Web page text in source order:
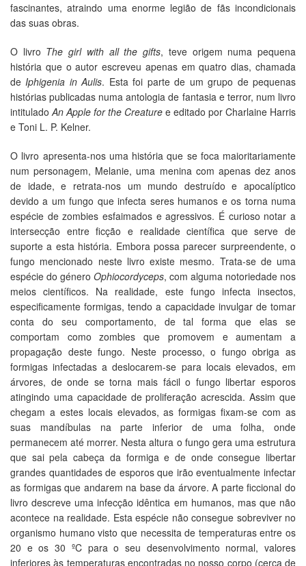
fascinantes, atraindo uma enorme legião de fãs incondicionais
das suas obras.
O livro The girl with all the gifts, teve origem numa pequena
história que o autor escreveu apenas em quatro dias, chamada
deIphigenia in Aulis. Esta foi parte de um grupo de pequenas
histórias publicadas numa antologia de fantasia e terror, num livro
intituladoAn Apple for the Creature e editado por Charlaine Harris
e Toni L. P. Kelner.
O livro apresenta-nos uma história que se foca maioritariamente
num personagem, Melanie, uma menina com apenas dez anos
de idade, e retrata-nos um mundo destruído e apocalíptico
devido a um fungo que infecta seres humanos e os torna numa
espécie de zombies esfaimados e agressivos. É curioso notar a
intersecção entre ficção e realidade científica que serve de
suporte a esta história. Embora possa parecer surpreendente, o
fungo mencionado neste livro existe mesmo. Trata-se de uma
espécie do género Ophiocordyceps, com alguma notoriedade nos
meios científicos. Na realidade, este fungo infecta insectos,
especificamente formigas, tendo a capacidade invulgar de tomar
conta do seu comportamento, de tal forma que elas se
comportam como zombies que promovem e aumentam a
propagação deste fungo. Neste processo, o fungo obriga as
formigas infectadas a deslocarem-se para locais elevados, em
árvores, de onde se torna mais fácil o fungo libertar esporos
atingindo uma capacidade de proliferação acrescida. Assim que
chegam a estes locais elevados, as formigas fixam-se com as
suas mandíbulas na parte inferior de uma folha, onde
permanecem até morrer. Nesta altura o fungo gera uma estrutura
que sai pela cabeça da formiga e de onde consegue libertar
grandes quantidades de esporos que irão eventualmente infectar
as formigas que andarem na base da árvore. A parte ficcional do
livro descreve uma infecção idêntica em humanos, mas que não
acontece na realidade. Esta espécie não consegue sobreviver no
organismo humano visto que necessita de temperaturas entre os
20 e os 30 ºC para o seu desenvolvimento normal, valores
inferiores às temperaturas encontradas no nosso corpo (cerca de